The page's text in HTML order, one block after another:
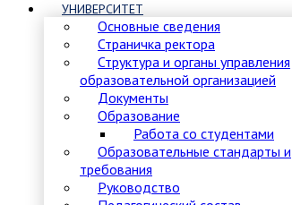
УНИВЕРСИТЕТ
Основные сведения
Страничка ректора
Структура и органы управления
образовательной организацией
Документы
Образование
Работа со студентами
Образовательные стандарты и
требования
Руководство